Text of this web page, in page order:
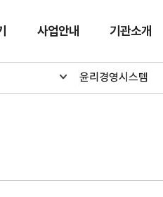
사업안내 기관소개
윤리경영시스템